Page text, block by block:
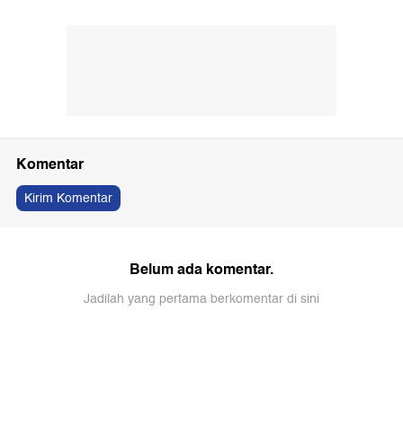
Komentar
Kirim Komentar
Belum ada komentar.
Jadilah yang pertama berkomentar di sini